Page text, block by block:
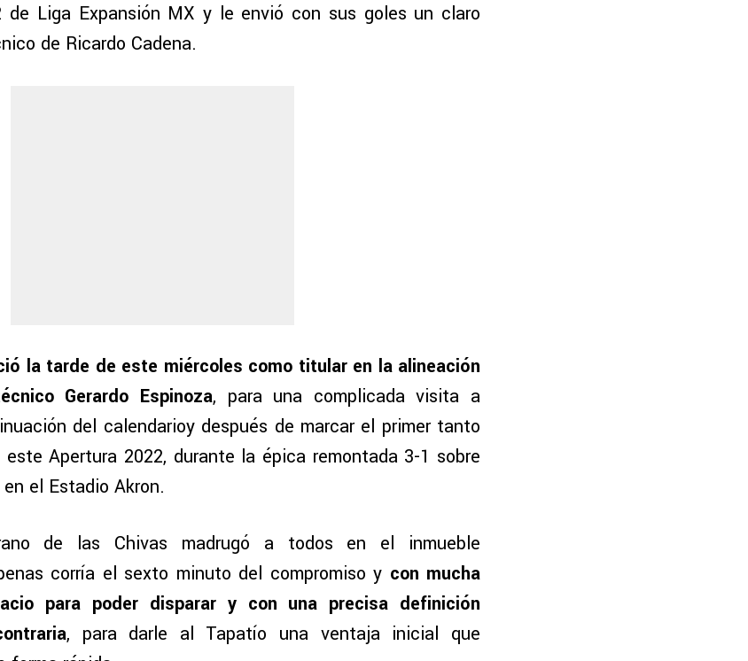
de Liga Expansión MX y le envió con sus goles un claro
de Ricardo Cadena.
la tarde de este miércoles como titular en la alineación
Gerardo Espinoza, para una complicada visita a
del calendarioy después de marcar el primer tanto
Apertura 2022, durante la épica remontada 3-1 sobre
el Estadio Akron.
de las Chivas madrugó a todos en el inmueble
corría el sexto minuto del compromiso y con mucha
para poder disparar y con una precisa definición
, para darle al Tapatío una ventaja inicial que